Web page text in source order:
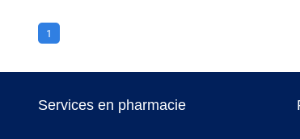
1
Services en pharmacie